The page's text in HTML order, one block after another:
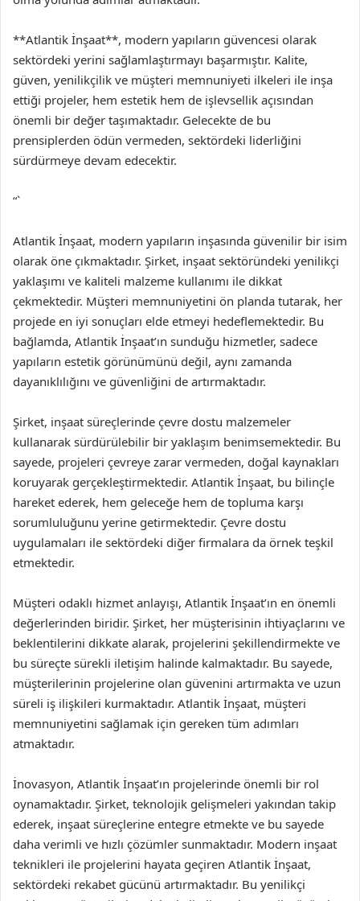
**Atlantik İnşaat**, modern yapıların güvencesi olarak
sektördeki yerini sağlamlaştırmayı başarmıştır. Kalite,
güven, yenilikçilik ve müşteri memnuniyeti ilkeleri ile inşa
ettiği projeler, hem estetik hem de işlevsellik açısından
önemli bir değer taşımaktadır. Gelecekte de bu
prensiplerden ödün vermeden, sektördeki liderliğini
sürdürmeye devam edecektir.
“`
Atlantik İnşaat, modern yapıların inşasında güvenilir bir isim
olarak öne çıkmaktadır. Şirket, inşaat sektöründeki yenilikçi
yaklaşımı ve kaliteli malzeme kullanımı ile dikkat
çekmektedir. Müşteri memnuniyetini ön planda tutarak, her
projede en iyi sonuçları elde etmeyi hedeflemektedir. Bu
bağlamda, Atlantik İnşaat’ın sunduğu hizmetler, sadece
yapıların estetik görünümünü değil, aynı zamanda
dayanıklılığını ve güvenliğini de artırmaktadır.
Şirket, inşaat süreçlerinde çevre dostu malzemeler
kullanarak sürdürülebilir bir yaklaşım benimsemektedir. Bu
sayede, projeleri çevreye zarar vermeden, doğal kaynakları
koruyarak gerçekleştirmektedir. Atlantik İnşaat, bu bilinçle
hareket ederek, hem geleceğe hem de topluma karşı
sorumluluğunu yerine getirmektedir. Çevre dostu
uygulamaları ile sektördeki diğer firmalara da örnek teşkil
etmektedir.
Müşteri odaklı hizmet anlayışı, Atlantik İnşaat’ın en önemli
değerlerinden biridir. Şirket, her müşterisinin ihtiyaçlarını ve
beklentilerini dikkate alarak, projelerini şekillendirmekte ve
bu süreçte sürekli iletişim halinde kalmaktadır. Bu sayede,
müşterilerinin projelerine olan güvenini artırmakta ve uzun
süreli iş ilişkileri kurmaktadır. Atlantik İnşaat, müşteri
memnuniyetini sağlamak için gereken tüm adımları
atmaktadır.
İnovasyon, Atlantik İnşaat’ın projelerinde önemli bir rol
oynamaktadır. Şirket, teknolojik gelişmeleri yakından takip
ederek, inşaat süreçlerine entegre etmekte ve bu sayede
daha verimli ve hızlı çözümler sunmaktadır. Modern inşaat
teknikleri ile projelerini hayata geçiren Atlantik İnşaat,
sektördeki rekabet gücünü artırmaktadır. Bu yenilikçi